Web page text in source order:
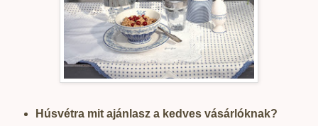
Húsvétra mit ajánlasz a kedves vásárlóknak?